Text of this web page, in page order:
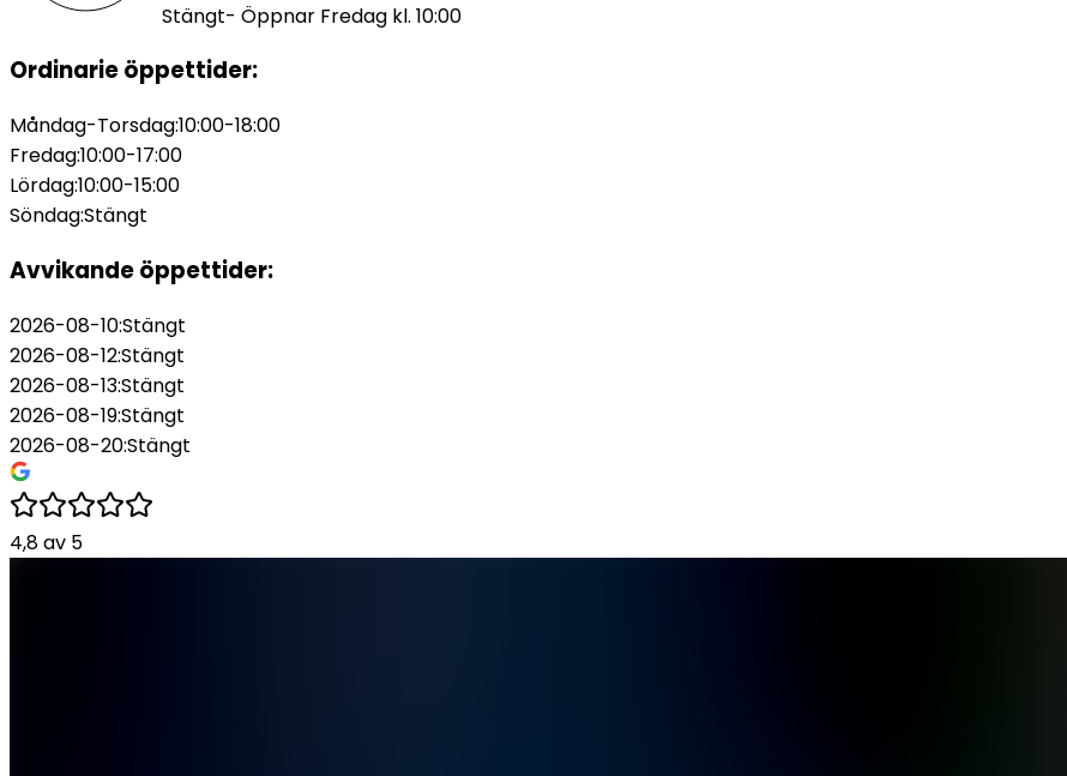
Stängt- Öppnar Fredag kl. 10:00
Ordinarie öppettider:
Måndag-Torsdag:10:00-18:00
Fredag:10:00-17:00
Lördag:10:00-15:00
Söndag:Stängt
Avvikande öppettider:
2026-08-10:Stängt
2026-08-12:Stängt
2026-08-13:Stängt
2026-08-19:Stängt
2026-08-20:Stängt
4,8av 5